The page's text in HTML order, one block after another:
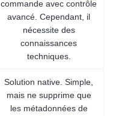
commande avec contrôle
avancé. Cependant, il
nécessite des
connaissances
techniques.
Solution native. Simple,
mais ne supprime que
les métadonnées de